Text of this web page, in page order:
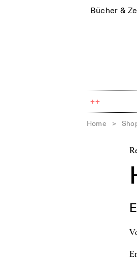
Bücher &
++
Home >